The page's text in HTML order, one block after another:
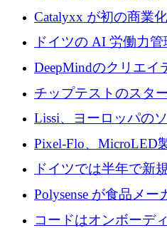
が過去2番目に高い水
Catalyxx が初の商業
から 2,000 万ユーロ
ドイツの AI 労働力管
がプレシードで 220
DeepMindのクリエイ
立したAIライティン
1,300万ドルのシード
チップテストのスタ
QuantumDiamondsが
を調達
Lissi、ヨーロッパの
ンティティの未来を
ロを調達
Pixel-Flo、MicroLED
ンドで525万ポンド
ドイツでは半年で新
社という記録を目の
ンブルク
Polysense が食品メ
張するために 1,070
コードはオンボーデ